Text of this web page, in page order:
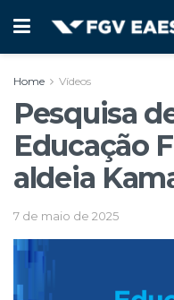
Home Vídeos
Pesquisa
Educação
aldeia
7 de maio de 2025